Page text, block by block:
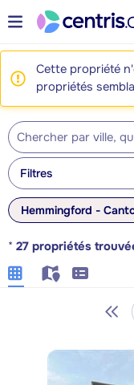
Cette propriété
propriétés
Filtres
Hemmingford -
* 27 propriétés